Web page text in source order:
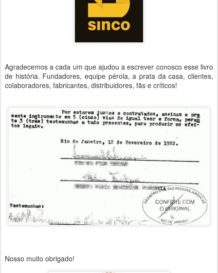
Agradecemos a cada um que ajudou a escrever conosco esse livro
de história. Fundadores, equipe pérola, a prata da casa, clientes,
colaboradores, fabricantes, distribuidores, fãs e críticos!
Nosso muito obrigado!